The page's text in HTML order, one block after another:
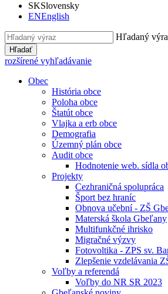
SKSlovensky
ENEnglish
Hľadaný
Hľadať
rozšírené vyhľadávanie
Obec
História obce
Poloha obce
Štatút obce
Vlajka a erb obce
Demografia
Územný plán obce
Audit obce
Hodnotenie web. sídla
Projekty
Cezhraničná spolupráca
Šport bez hraníc
Obnova učební - ZŠ
Materská škola Gbeľany
Multifunkčné ihrisko
Migračné výzvy
Fotovoltika - ZPS sv.
Zlepšenie vzdelávania
Voľby a referendá
Voľby do NR SR 2023